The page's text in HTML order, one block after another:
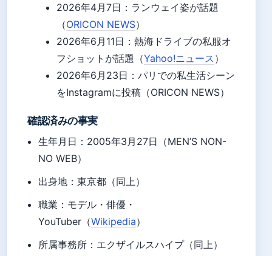
2026年4月7日 ：ランウェイ姿が話題
（ORICON NEWS）
2026年6月11日 ：熱海ドライブの私服オ
フショットが話題（Yahoo!ニュース ）
2026年6月23日 ：パリでの私生活シーン
をInstagramに投稿（ORICON NEWS）
確認済みの事実
生年月日：2005年3月27日（MEN’S NON-
NO WEB）
出身地：東京都（同上）
職業：モデル・俳優・
YouTuber（Wikipedia）
所属事務所：エクザイルスハイプ（同上）